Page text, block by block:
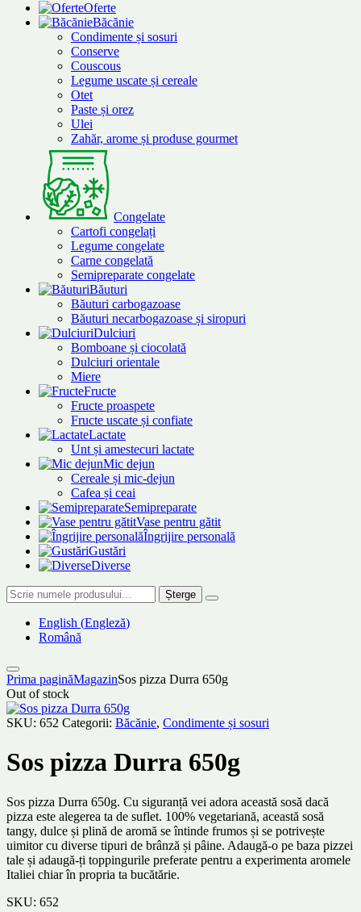
Oferte
Băcănie
Condimente și sosuri
Conserve
Couscous
Legume uscate și cereale
Otet
Paste și orez
Ulei
Zahăr, arome și produse gourmet
Congelate
Cartofi congelați
Legume congelate
Carne congelată
Semipreparate congelate
Băuturi
Băuturi carbogazoase
Băuturi necarbogazoase și siropuri
Dulciuri
Bomboane și ciocolată
Dulciuri orientale
Miere
Fructe
Fructe proaspete
Fructe uscate și confiate
Lactate
Unt și amestecuri lactate
Mic dejun
Cereale și mic-dejun
Cafea și ceai
Semipreparate
Vase pentru gătit
Îngrijire personală
Gustări
Diverse
Șterge
English (Engleză)
Română
Prima paginăMagazinSos pizza Durra 650g
Out of stock
SKU: 652 Categorii: Băcănie, Condimente și sosuri
Sos pizza Durra 650g
Sos pizza Durra 650g. Cu siguranță vei adora această sosă dacă
pizza este alegerea ta de suflet. 100% vegetariană, această sosă
tangy, dulce și plină de aromă se întinde frumos și se potrivește
uimitor cu diverse tipuri de brânză și pâine. Adaugă-o pe baza pizzei
tale și adaugă-ți toppingurile preferate pentru a experimenta aromele
Italiei chiar în propria ta bucătărie.
SKU: 652